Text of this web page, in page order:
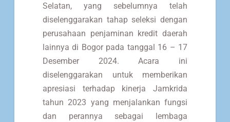
Selatan, yang sebelumnya telah
diselenggarakan tahap seleksi dengan
perusahaan penjaminan kredit daerah
lainnya di Bogor pada tanggal 16 – 17
Desember 2024. Acara ini
diselenggarakan untuk memberikan
apresiasi terhadap kinerja Jamkrida
tahun 2023 yang menjalankan fungsi
dan perannya sebagai lembaga